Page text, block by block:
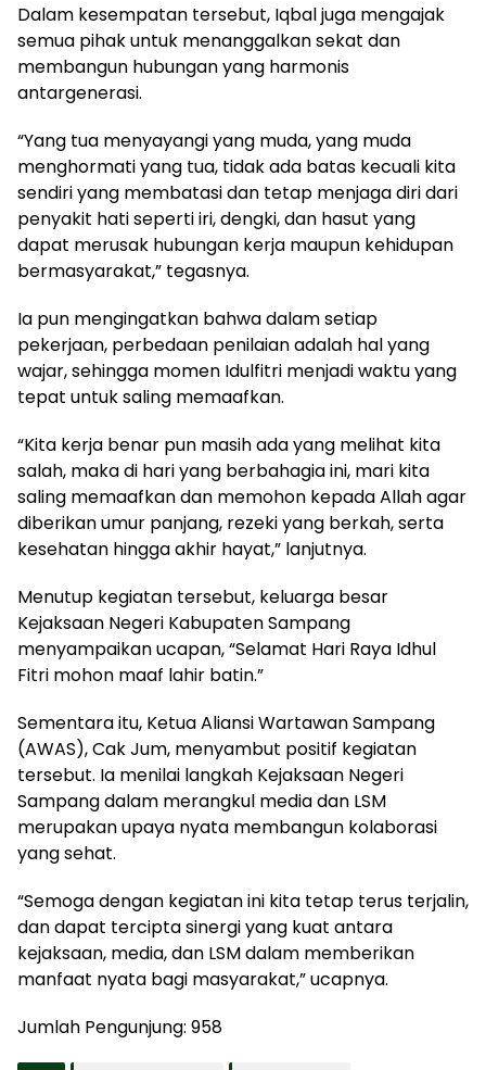
Dalam kesempatan tersebut, Iqbal juga mengajak
semua pihak untuk menanggalkan sekat dan
membangun hubungan yang harmonis
antargenerasi.
“Yang tua menyayangi yang muda, yang muda
menghormati yang tua, tidak ada batas kecuali kita
sendiri yang membatasi dan tetap menjaga diri dari
penyakit hati seperti iri, dengki, dan hasut yang
dapat merusak hubungan kerja maupun kehidupan
bermasyarakat,” tegasnya.
Ia pun mengingatkan bahwa dalam setiap
pekerjaan, perbedaan penilaian adalah hal yang
wajar, sehingga momen Idulfitri menjadi waktu yang
tepat untuk saling memaafkan.
“Kita kerja benar pun masih ada yang melihat kita
salah, maka di hari yang berbahagia ini, mari kita
saling memaafkan dan memohon kepada Allah agar
diberikan umur panjang, rezeki yang berkah, serta
kesehatan hingga akhir hayat,” lanjutnya.
Menutup kegiatan tersebut, keluarga besar
Kejaksaan Negeri Kabupaten Sampang
menyampaikan ucapan, “Selamat Hari Raya Idhul
Fitri mohon maaf lahir batin.”
Sementara itu, Ketua Aliansi Wartawan Sampang
(AWAS), Cak Jum, menyambut positif kegiatan
tersebut. Ia menilai langkah Kejaksaan Negeri
Sampang dalam merangkul media dan LSM
merupakan upaya nyata membangun kolaborasi
yang sehat.
“Semoga dengan kegiatan ini kita tetap terus terjalin,
dan dapat tercipta sinergi yang kuat antara
kejaksaan, media, dan LSM dalam memberikan
manfaat nyata bagi masyarakat,” ucapnya.
Jumlah Pengunjung: 958